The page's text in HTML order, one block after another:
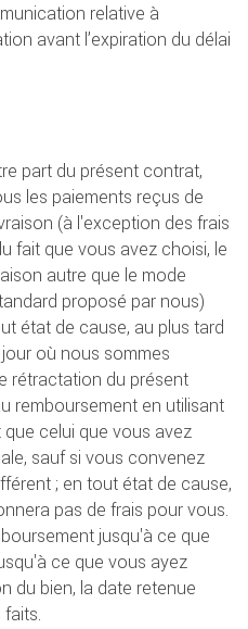
relative à
avant l’expiration du délai
part du présent contrat,
les paiements reçus de
(à l'exception des frais
fait que vous avez choisi, le
autre que le mode
proposé par nous)
état de cause, au plus tard
où nous sommes
rétractation du présent
remboursement en utilisant
que celui que vous avez
sauf si vous convenez
; en tout état de cause,
pas de frais pour vous.
jusqu'à ce que
ce que vous ayez
du bien, la date retenue